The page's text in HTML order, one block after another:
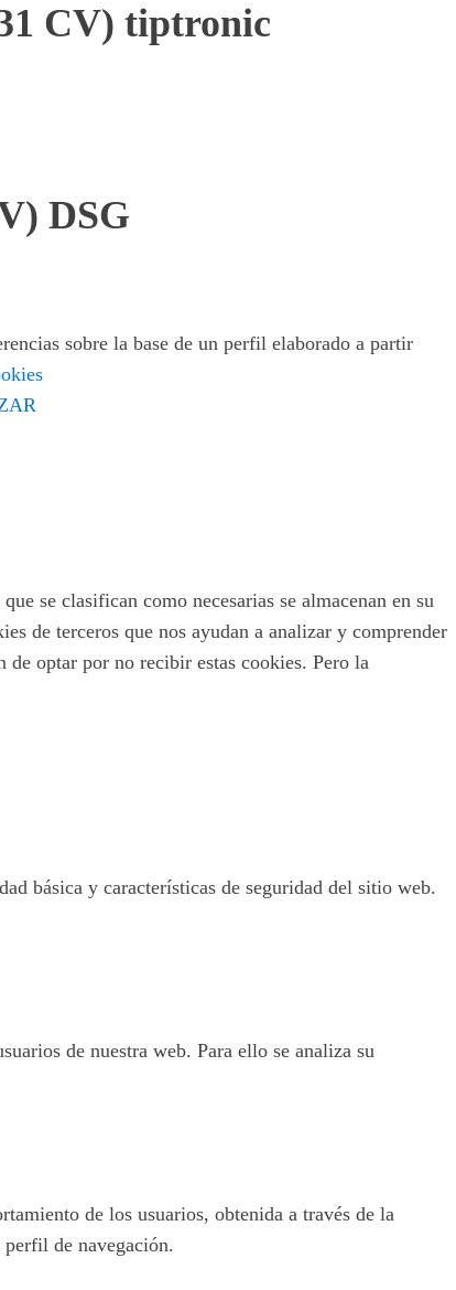
CV) tiptronic
DSG
sobre la base de un perfil elaborado a partir
se clasifican como necesarias se almacenan en su
de terceros que nos ayudan a analizar y comprender
optar por no recibir estas cookies. Pero la
básica y características de seguridad del sitio web.
de nuestra web. Para ello se analiza su
de los usuarios, obtenida a través de la
de navegación.